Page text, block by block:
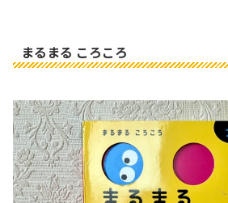
まるまる ころころ